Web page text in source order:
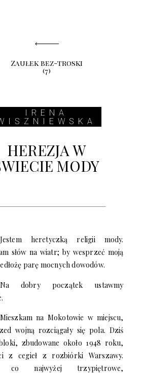
Zaułek bez-troski
(7)
IRENA
HEREZJA W
MODY
Jestem heretyczką religii mody.
słów na wiatr; by wesprzeć moją
parę mocnych dowodów.
Na dobry początek ustawmy
Mieszkam na Mokotowie w miejscu,
wojną rozciągały się pola. Dziś
zbudowane około 1948 roku,
z cegieł z rozbiórki Warszawy.
co najwyżej trzypiętrowe,